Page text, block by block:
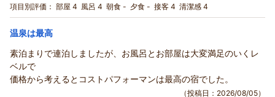
宿泊価格帯： 6,001～7,000円(大人一人あたり/税込)
ホテル緑清荘からの返信
この度は当ホテルにご宿泊いただき誠に有難うございます。
また、口コミにもご投稿頂き重ねて御礼申し上げます。
滞在中はご満足いただけたようで誠にありがとうございます。
これからもご満足いただけるようスタッフ一同努力してまいり
項目別評価： 部屋 4 風呂 4 朝食 - 夕食 - 接客 4 清潔感 4
温泉は最高
素泊まりで連泊しましたが、お風呂とお部屋は大変満足のいくレ
ベルで
価格から考えるとコストパフォーマンは最高の宿でした。
（投稿日：2026/08/05）